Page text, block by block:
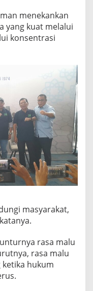
menekankan
yang kuat melalui
konsentrasi
masyarakat,
rasa malu
rasa malu
hukum